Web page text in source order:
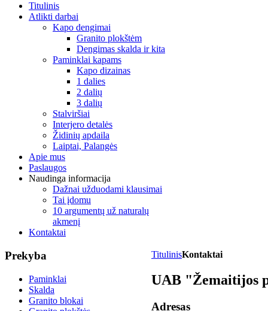
Titulinis
Atlikti darbai
Kapo dengimai
Granito plokštėm
Dengimas skalda ir kita
Paminklai kapams
Kapo dizainas
1 dalies
2 dalių
3 dalių
Stalviršiai
Interjero detalės
Židinių apdaila
Laiptai, Palangės
Apie mus
Paslaugos
Naudinga informacija
Dažnai užduodami klausimai
Tai įdomu
10 argumentų už naturalų
akmenį
Kontaktai
TitulinisKontaktai
UAB "Žemaitijos
Adresas
Prekyba
Paminklai
Skalda
Granito blokai